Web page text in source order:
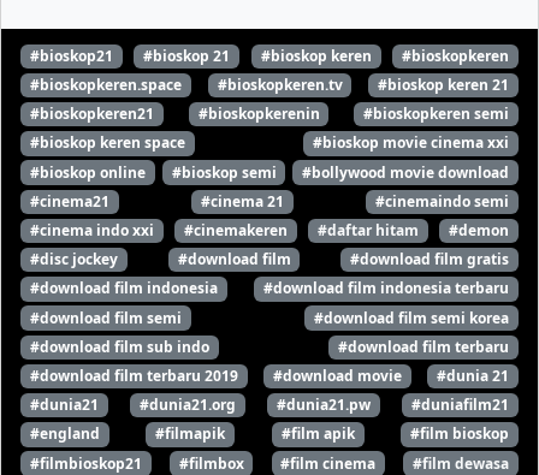
#bioskop21 #bioskop 21 #bioskop keren
#bioskopkeren
#bioskopkeren.space
#bioskopkeren.tv
#bioskop keren 21
#bioskopkeren21
#bioskopkerenin
#bioskopkeren semi
#bioskop keren space
#bioskop movie cinema xxi
#bioskop online
#bioskop semi
#bollywood movie download
#cinema21
#cinema 21
#cinemaindo semi
#cinema indo xxi
#cinemakeren #daftar hitam
#demon
#disc jockey
#download film
#download film gratis
#download film indonesia
#download film indonesia terbaru
#download film semi
#download film semi korea
#download film sub indo
#download film terbaru
#download film terbaru 2019
#download movie
#dunia 21
#dunia21
#dunia21.org #dunia21.pw
#duniafilm21
#england
#filmapik #film apik
#film bioskop
#filmbioskop21
#filmbox #film cinema
#film dewasa